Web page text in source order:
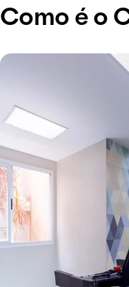
Como é o